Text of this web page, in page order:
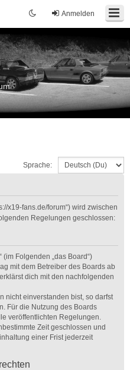
Anmelden
Sprache:
x19-fans.de/forum“) wird zwischen
Regelungen geschlossen:
(im Folgenden „das Board“)
mit dem Betreiber des Boards ab
dich mit den nachfolgenden
nicht einverstanden bist, so darfst
Für die Nutzung des Boards
veröffentlichten Regelungen.
Zeit geschlossen und
einer Frist jederzeit